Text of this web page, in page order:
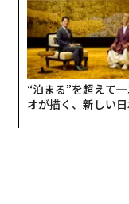
“泊まる”を超えて
オが描く、新しい